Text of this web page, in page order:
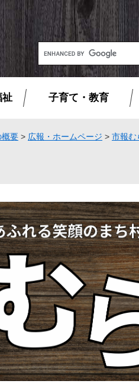
G
o
o
カ
索
祉 子育て・教育
概要 > 広報・ホームページ > 市報む